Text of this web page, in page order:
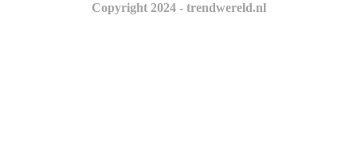
Copyright 2024 - trendwereld.nl